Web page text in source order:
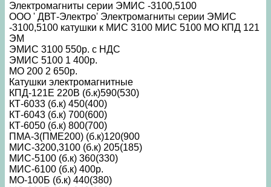
Электромагниты серии ЭМИС -3100,5100
ООО ' ДВТ-Электро' Электромагниты серии ЭМИС
-3100,5100 катушки к МИС 3100 МИС 5100 МО КПД 121
ЭМ
ЭМИС 3100 550р. с НДС
ЭМИС 5100 1 400р.
МО 200 2 650р.
Катушки электромагнитные
КПД-121Е 220В (б.к)590(530)
КТ-6033 (б.к) 450(400)
КТ-6043 (б.к) 700(600)
КТ-6050 (б.к) 800(700)
ПМА-3(ПМЕ200) (б.к)120(900
МИС-3200,3100 (б.к) 205(185)
МИС-5100 (б.к) 360(330)
МИС-6100 (б.к) 400р.
МО-100Б (б.к) 440(380)